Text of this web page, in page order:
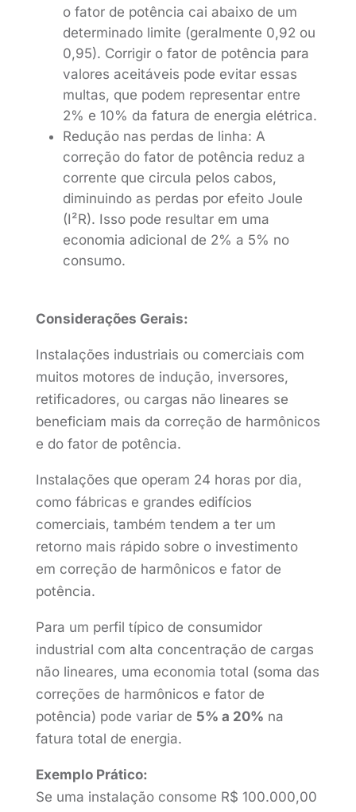
o fator de potência cai abaixo de um
determinado limite (geralmente 0,92 ou
0,95). Corrigir o fator de potência para
valores aceitáveis pode evitar essas
multas, que podem representar entre
2% e 10% da fatura de energia elétrica.
Redução nas perdas de linha: A
correção do fator de potência reduz a
corrente que circula pelos cabos,
diminuindo as perdas por efeito Joule
(I²R). Isso pode resultar em uma
economia adicional de 2% a 5% no
consumo.
Considerações Gerais:
Instalações industriais ou comerciais com
muitos motores de indução, inversores,
retificadores, ou cargas não lineares se
beneficiam mais da correção de harmônicos
e do fator de potência.
Instalações que operam 24 horas por dia,
como fábricas e grandes edifícios
comerciais, também tendem a ter um
retorno mais rápido sobre o investimento
em correção de harmônicos e fator de
potência.
Para um perfil típico de consumidor
industrial com alta concentração de cargas
não lineares, uma economia total (soma das
correções de harmônicos e fator de
potência) pode variar de 5% a 20% na
fatura total de energia.
Exemplo Prático:
Se uma instalação consome R$ 100.000,00